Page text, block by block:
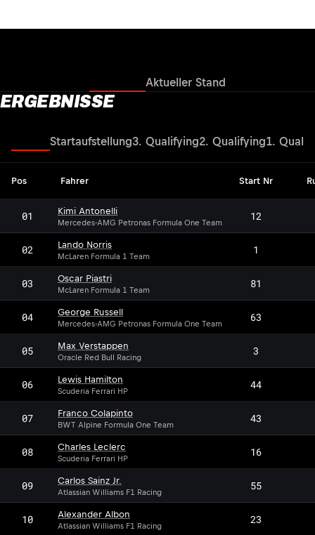
Aktueller Stand
ERGEBNISSE
Startaufstellung3. Qualifying2. Qualifying1.
Pos Fahrer Start Nr
01 Kimi Antonelli
Mercedes-AMG Petronas Formula One Team 12
02 Lando Norris
McLaren Formula 1 Team 1
03 Oscar Piastri
McLaren Formula 1 Team 81
04 George Russell
Mercedes-AMG Petronas Formula One Team 63
05 Max Verstappen
Oracle Red Bull Racing 3
06 Lewis Hamilton
Scuderia Ferrari HP 44
07 Franco Colapinto
BWT Alpine Formula One Team 43
08 Charles Leclerc
Scuderia Ferrari HP 16
09 Carlos Sainz Jr.
Atlassian Williams F1 Racing 55
10 Alexander Albon
Atlassian Williams F1 Racing 23